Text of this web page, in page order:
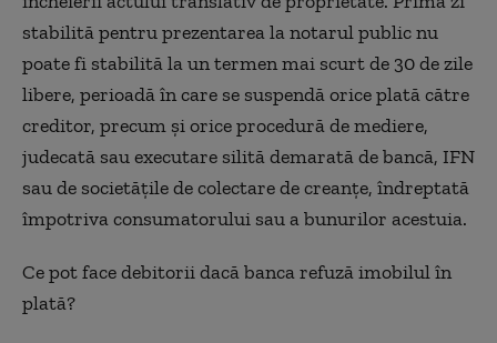
stabilită pentru prezentarea la notarul public nu
poate fi stabilită la un termen mai scurt de 30 de zile
libere, perioadă în care se suspendă orice plată către
creditor, precum şi orice procedură de mediere,
judecată sau executare silită demarată de bancă, IFN
sau de societățile de colectare de creanțe, îndreptată
împotriva consumatorului sau a bunurilor acestuia.
Ce pot face debitorii dacă banca refuză imobilul în
plată?